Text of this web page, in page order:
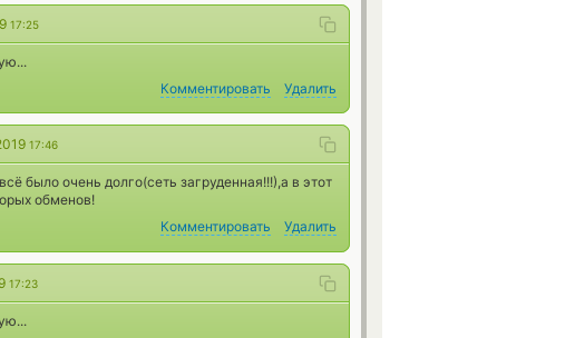
17:25
Комментировать
Удалить
17:46
было очень долго(сеть загруденная!!!),а в этот
обменов!
Комментировать Удалить
17:23